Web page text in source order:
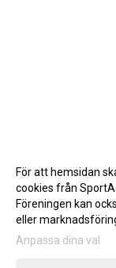
För att hemsidan
cookies från
Föreningen kan
eller
Anpassa dina val